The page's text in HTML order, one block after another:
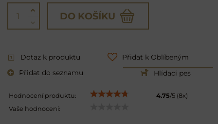
DO KOŠÍKU
Dotaz k produktu
Přidat k Oblíbeným
Přidat do seznamu
Hlídací pes
Hodnocení produktu: 4.75/5 (8x)
Vaše hodnocení: